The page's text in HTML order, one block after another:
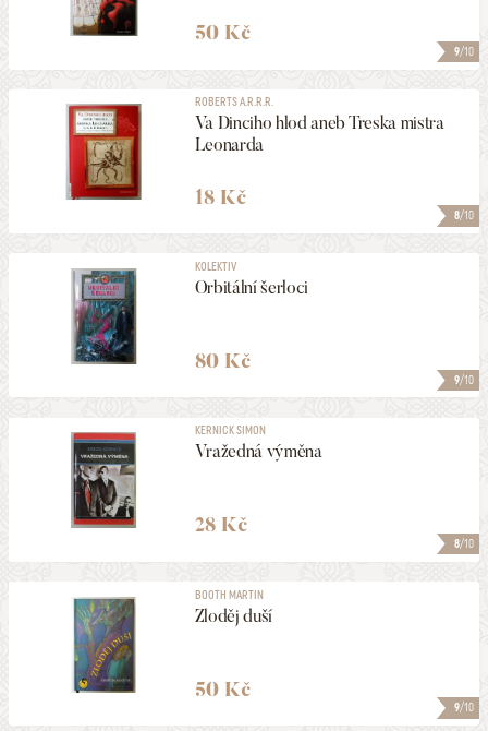
9/10
50 Kč
8/10
ROBERTS A.R.R.R.
Va Dinciho hlod aneb Treska mistra
Leonarda
18 Kč
9/10
KOLEKTIV
Orbitální šerloci
80 Kč
8/10
KERNICK SIMON
Vražedná výměna
28 Kč
9/10
BOOTH MARTIN
Zloděj duší
50 Kč